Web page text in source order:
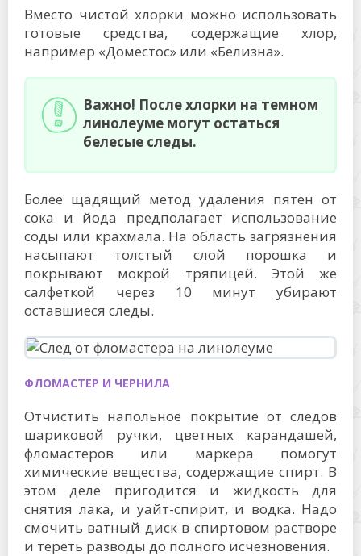
Вместо чистой хлорки можно использовать
готовые средства, содержащие хлор,
например «Доместос» или «Белизна».
Важно! После хлорки на темном
линолеуме могут остаться
белесые следы.
Более щадящий метод удаления пятен от
сока и йода предполагает использование
соды или крахмала. На область загрязнения
насыпают толстый слой порошка и
покрывают мокрой тряпицей. Этой же
салфеткой через 10 минут убирают
оставшиеся следы.
ФЛОМАСТЕР И ЧЕРНИЛА
Отчистить напольное покрытие от следов
шариковой ручки, цветных карандашей,
фломастеров или маркера помогут
химические вещества, содержащие спирт. В
этом деле пригодится и жидкость для
снятия лака, и уайт-спирит, и водка. Надо
смочить ватный диск в спиртовом растворе
и тереть разводы до полного исчезновения.